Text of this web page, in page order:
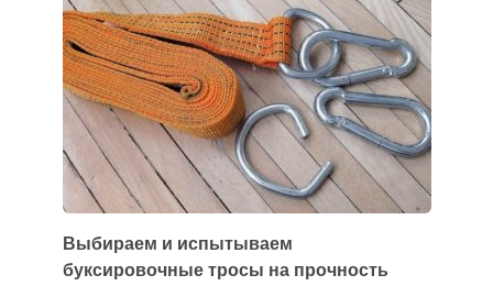
Выбираем и испытываем
буксировочные тросы на прочность